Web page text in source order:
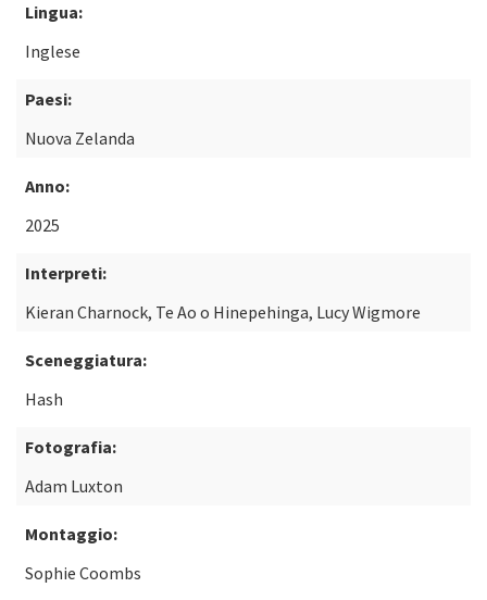
Lingua:
Inglese
Paesi:
Nuova Zelanda
Anno:
2025
Interpreti:
Kieran Charnock, Te Ao o Hinepehinga, Lucy Wigmore
Sceneggiatura:
Hash
Fotografia:
Adam Luxton
Montaggio:
Sophie Coombs